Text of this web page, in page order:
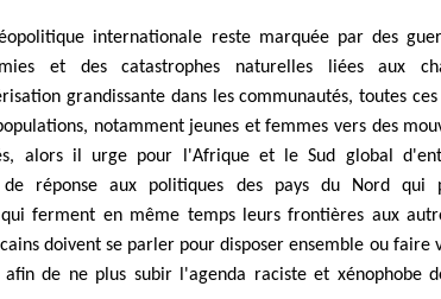
internationale reste marquée par des
et des catastrophes naturelles liées aux
grandissante dans les communautés, toutes ces
notamment jeunes et femmes vers des
alors il urge pour l'Afrique et le Sud global
de réponse aux politiques des pays du Nord qui
ferment en même temps leurs frontières aux
doivent se parler pour disposer ensemble ou faire
de ne plus subir l'agenda raciste et xénophobe